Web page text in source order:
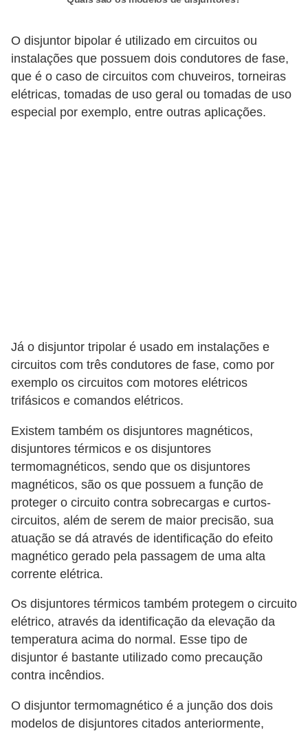
O disjuntor bipolar é utilizado em circuitos ou
instalações que possuem dois condutores de fase,
que é o caso de circuitos com chuveiros, torneiras
elétricas, tomadas de uso geral ou tomadas de uso
especial por exemplo, entre outras aplicações.
Já o disjuntor tripolar é usado em instalações e
circuitos com três condutores de fase, como por
exemplo os circuitos com motores elétricos
trifásicos e comandos elétricos.
Existem também os disjuntores magnéticos,
disjuntores térmicos e os disjuntores
termomagnéticos, sendo que os disjuntores
magnéticos, são os que possuem a função de
proteger o circuito contra sobrecargas e curtos-
circuitos, além de serem de maior precisão, sua
atuação se dá através de identificação do efeito
magnético gerado pela passagem de uma alta
corrente elétrica.
Os disjuntores térmicos também protegem o circuito
elétrico, através da identificação da elevação da
temperatura acima do normal. Esse tipo de
disjuntor é bastante utilizado como precaução
contra incêndios.
O disjuntor termomagnético é a junção dos dois
modelos de disjuntores citados anteriormente,
a
e
m
v
c
ê
m
e
s
m
o
–
E
l
t
c
i
d
d